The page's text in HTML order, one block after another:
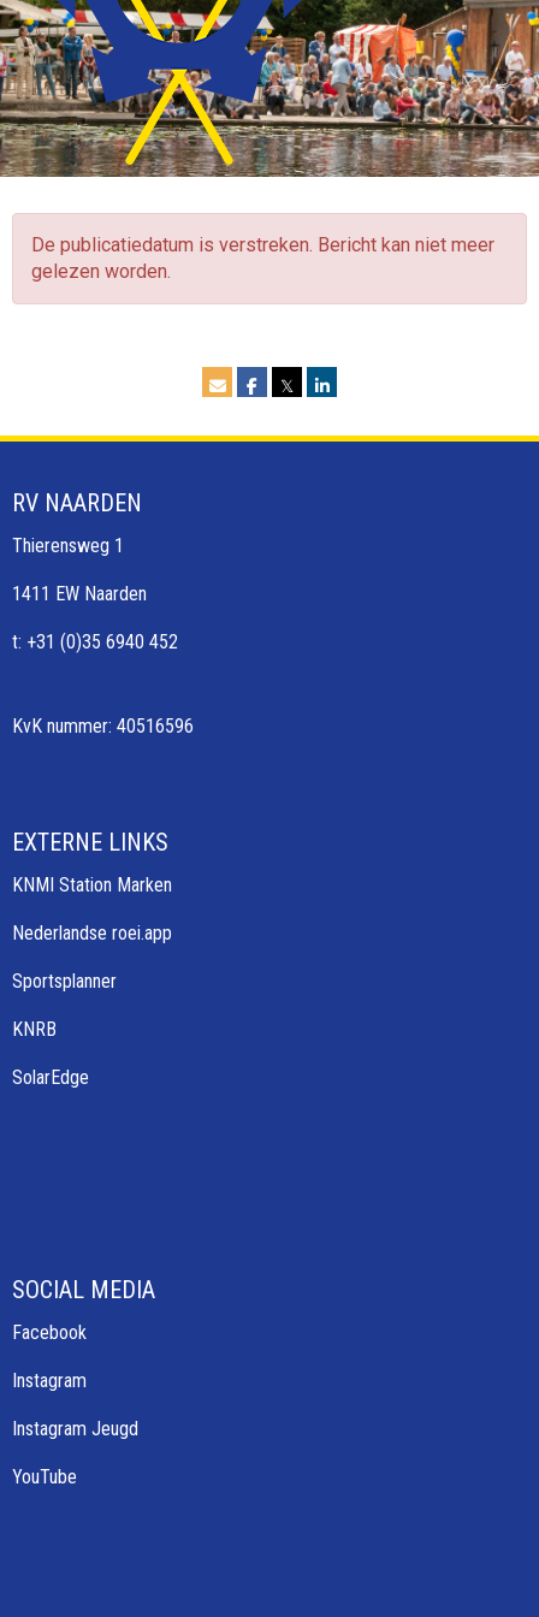
De publicatiedatum is verstreken. Bericht kan niet meer
gelezen worden.
𝕏
RV NAARDEN
Thierensweg 1
1411 EW Naarden
t: +31 (0)35 6940 452
KvK nummer: 40516596
EXTERNE LINKS
KNMI Station Marken
Nederlandse roei.app
Sportsplanner
KNRB
SolarEdge
SOCIAL MEDIA
Facebook
Instagram
Instagram Jeugd
YouTube